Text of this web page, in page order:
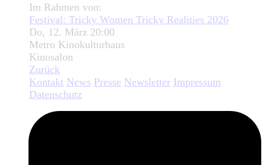
Im Rahmen von:
Festival: Tricky Women Tricky Realities 2026
Do, 12. März 20:00
Metro Kinokulturhaus
Kinosalon
Zurück
Kontakt News Presse Newsletter Impressum
Datenschutz